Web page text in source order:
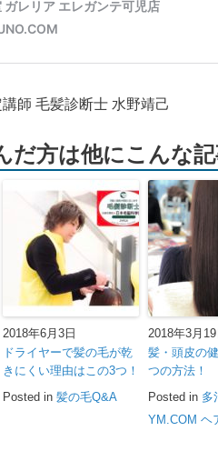
師 毛髪診断士 水野靖己
だ方は他にこんな記
2018年6月3日
ドライヤーで髪の毛が乾
きにくい理由はこの3つ！
Posted in 髪の毛Q&A
2018年3月19
髪・頭皮の
つの方法！
Posted in 多
YM.COM ヘ